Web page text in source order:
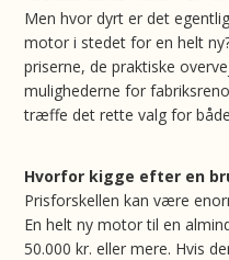
Men hvor dyrt er det
motor i stedet for en helt
priserne, de praktiske
mulighederne for
træffe det rette valg for
Hvorfor kigge efter en
Prisforskellen kan være
En helt ny motor til en
50.000 kr. eller mere. Hvis